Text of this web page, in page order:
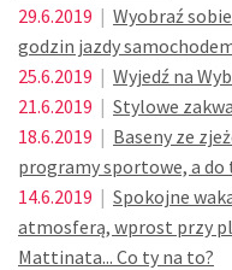
29.6.2019 | Wyobraź
godzin jazdy
25.6.2019 | Wyjedź na
21.6.2019 | Stylowe
18.6.2019 | Baseny ze
programy sportowe, a do
14.6.2019 | Spokojne
atmosferą, wprost przy
Mattinata... Co ty na to?